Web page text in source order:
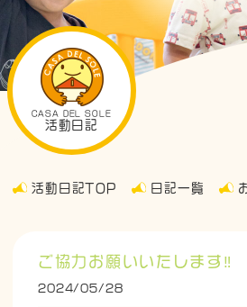
CASA DEL SOLE
活動日記
活動日記TOP 日記一覧
ご協力お願いいたします‼️
2024/05/28